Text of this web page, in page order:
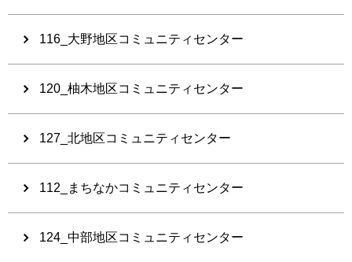
116_大野地区コミュニティセンター
120_柚木地区コミュニティセンター
127_北地区コミュニティセンター
112_まちなかコミュニティセンター
124_中部地区コミュニティセンター